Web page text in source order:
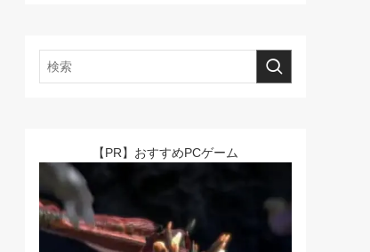
【PR】おすすめPCゲーム